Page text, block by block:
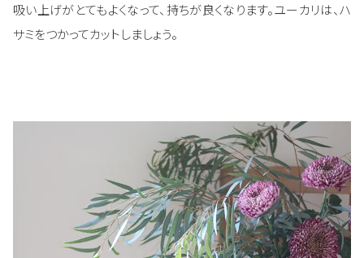
吸い上げがとてもよくなって、持ちが良くなります。ユーカリは、ハ
サミをつかってカットしましょう。